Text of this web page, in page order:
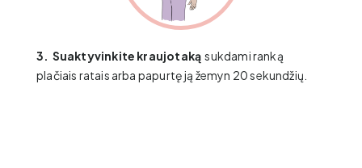
3. Suaktyvinkite kraujotaką sukdami ranką
plačiais ratais ​arba papurtę ją žemyn 20 sekundžių.